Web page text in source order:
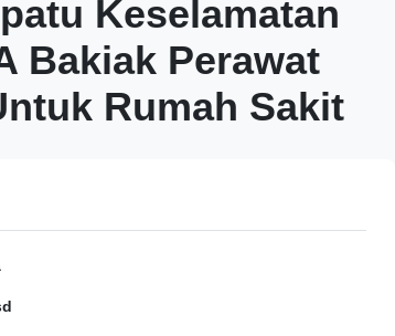
Keselamatan
Bakiak Perawat
Rumah Sakit